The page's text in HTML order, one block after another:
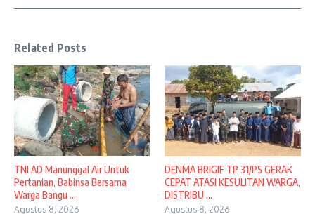
Related Posts
TNI AD Manunggal Air Untuk
Pertanian, Babinsa Bersama
Warga Bangu ...
Agustus 8, 2026
DENMA BRIGIF TP 31/PS GERAK
CEPAT ATASI KESULITAN WARGA,
DISTRIBU ...
Agustus 8, 2026